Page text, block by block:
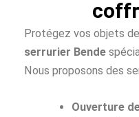
Protégez vos objets de
serrurier Bende
Nous proposons des
Ouverture